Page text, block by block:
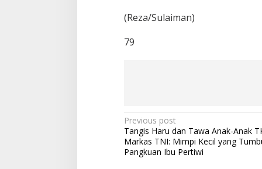
(Reza/Sulaiman)
79
P
o
s
Previous post
Tangis Haru dan Tawa Anak-Anak
Markas TNI: Mimpi Kecil yang
Pangkuan Ibu Pertiwi